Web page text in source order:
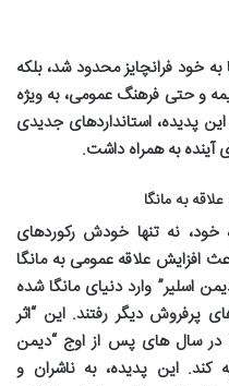
خود فرانچایز محدود شد، بلکه
و حتی فرهنگ عمومی، به ویژه
پدیده، استانداردهای جدیدی
آینده به همراه داشت.
به مانگا
خود، نه تنها خودش رکوردهای
افزایش علاقه عمومی به مانگا
اسلیر” وارد دنیای مانگا شده
پرفروش دیگر رفتند. این “اثر
سال های پس از اوج “دیمن
کند. این پدیده، به ناشران و